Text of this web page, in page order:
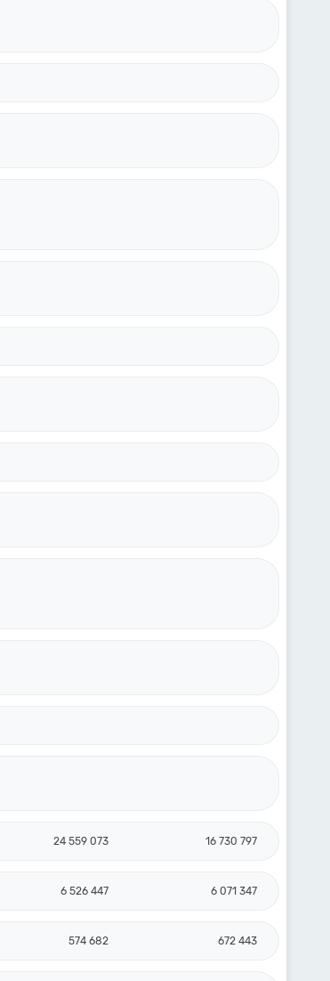
24 559 073 16 730 797
6 526 447 6 071 347
574 682 672 443